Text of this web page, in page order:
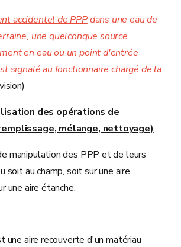
accidentel de PPPdans uneeau de
une quelconque source
en eau ou un point d'entrée
signaléau fonctionnaire chargé de la
des opérations de
mélange, nettoyage)
manipulation des PPP et de leurs
soit au champ, soit sur une aire
une aire étanche.
une aire recouverte d'un matériau